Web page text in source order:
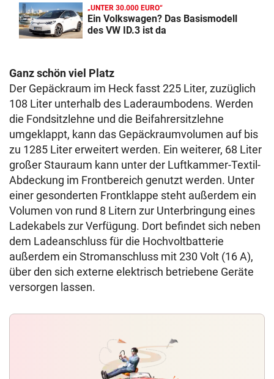
„UNTER 30.000 EURO“
Ein Volkswagen? Das Basismodell
des VW ID.3 ist da
Ganz schön viel Platz
Der Gepäckraum im Heck fasst 225 Liter, zuzüglich
108 Liter unterhalb des Laderaumbodens. Werden
die Fondsitzlehne und die Beifahrersitzlehne
umgeklappt, kann das Gepäckraumvolumen auf bis
zu 1285 Liter erweitert werden. Ein weiterer, 68 Liter
großer Stauraum kann unter der Luftkammer-Textil-
Abdeckung im Frontbereich genutzt werden. Unter
einer gesonderten Frontklappe steht außerdem ein
Volumen von rund 8 Litern zur Unterbringung eines
Ladekabels zur Verfügung. Dort befindet sich neben
dem Ladeanschluss für die Hochvoltbatterie
außerdem ein Stromanschluss mit 230 Volt (16 A),
über den sich externe elektrisch betriebene Geräte
versorgen lassen.